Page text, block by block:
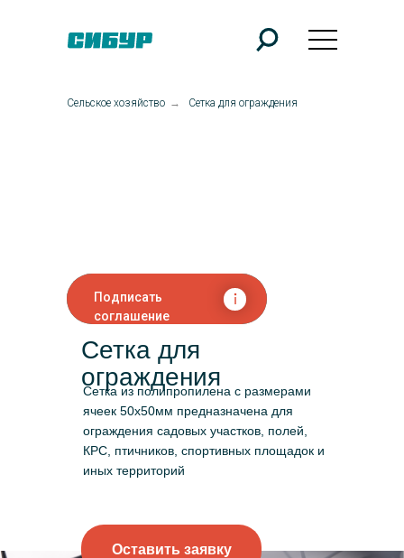
Подписать
соглашение
Сельское хозяйство → Сетка для ограждения
Сетка для
ограждения
Сетка из полипропилена с размерами
ячеек 50х50мм предназначена для
ограждения садовых участков, полей,
КРС, птичников, спортивных площадок и
иных территорий
Оставить заявку